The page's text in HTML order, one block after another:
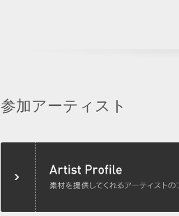
参加アーティスト